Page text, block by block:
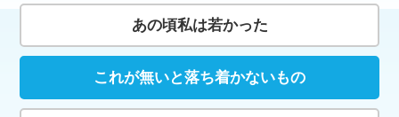
あの頃私は若かった
これが無いと落ち着かないもの